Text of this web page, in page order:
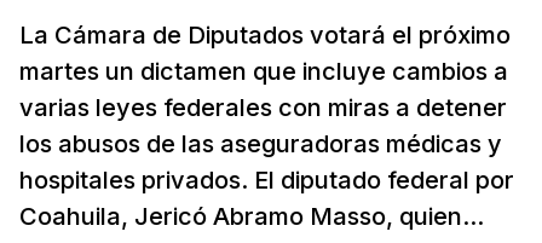
La Cámara de Diputados votará el próximo
martes un dictamen que incluye cambios a
varias leyes federales con miras a detener
los abusos de las aseguradoras médicas y
hospitales privados. El diputado federal por
Coahuila, Jericó Abramo Masso, quien...